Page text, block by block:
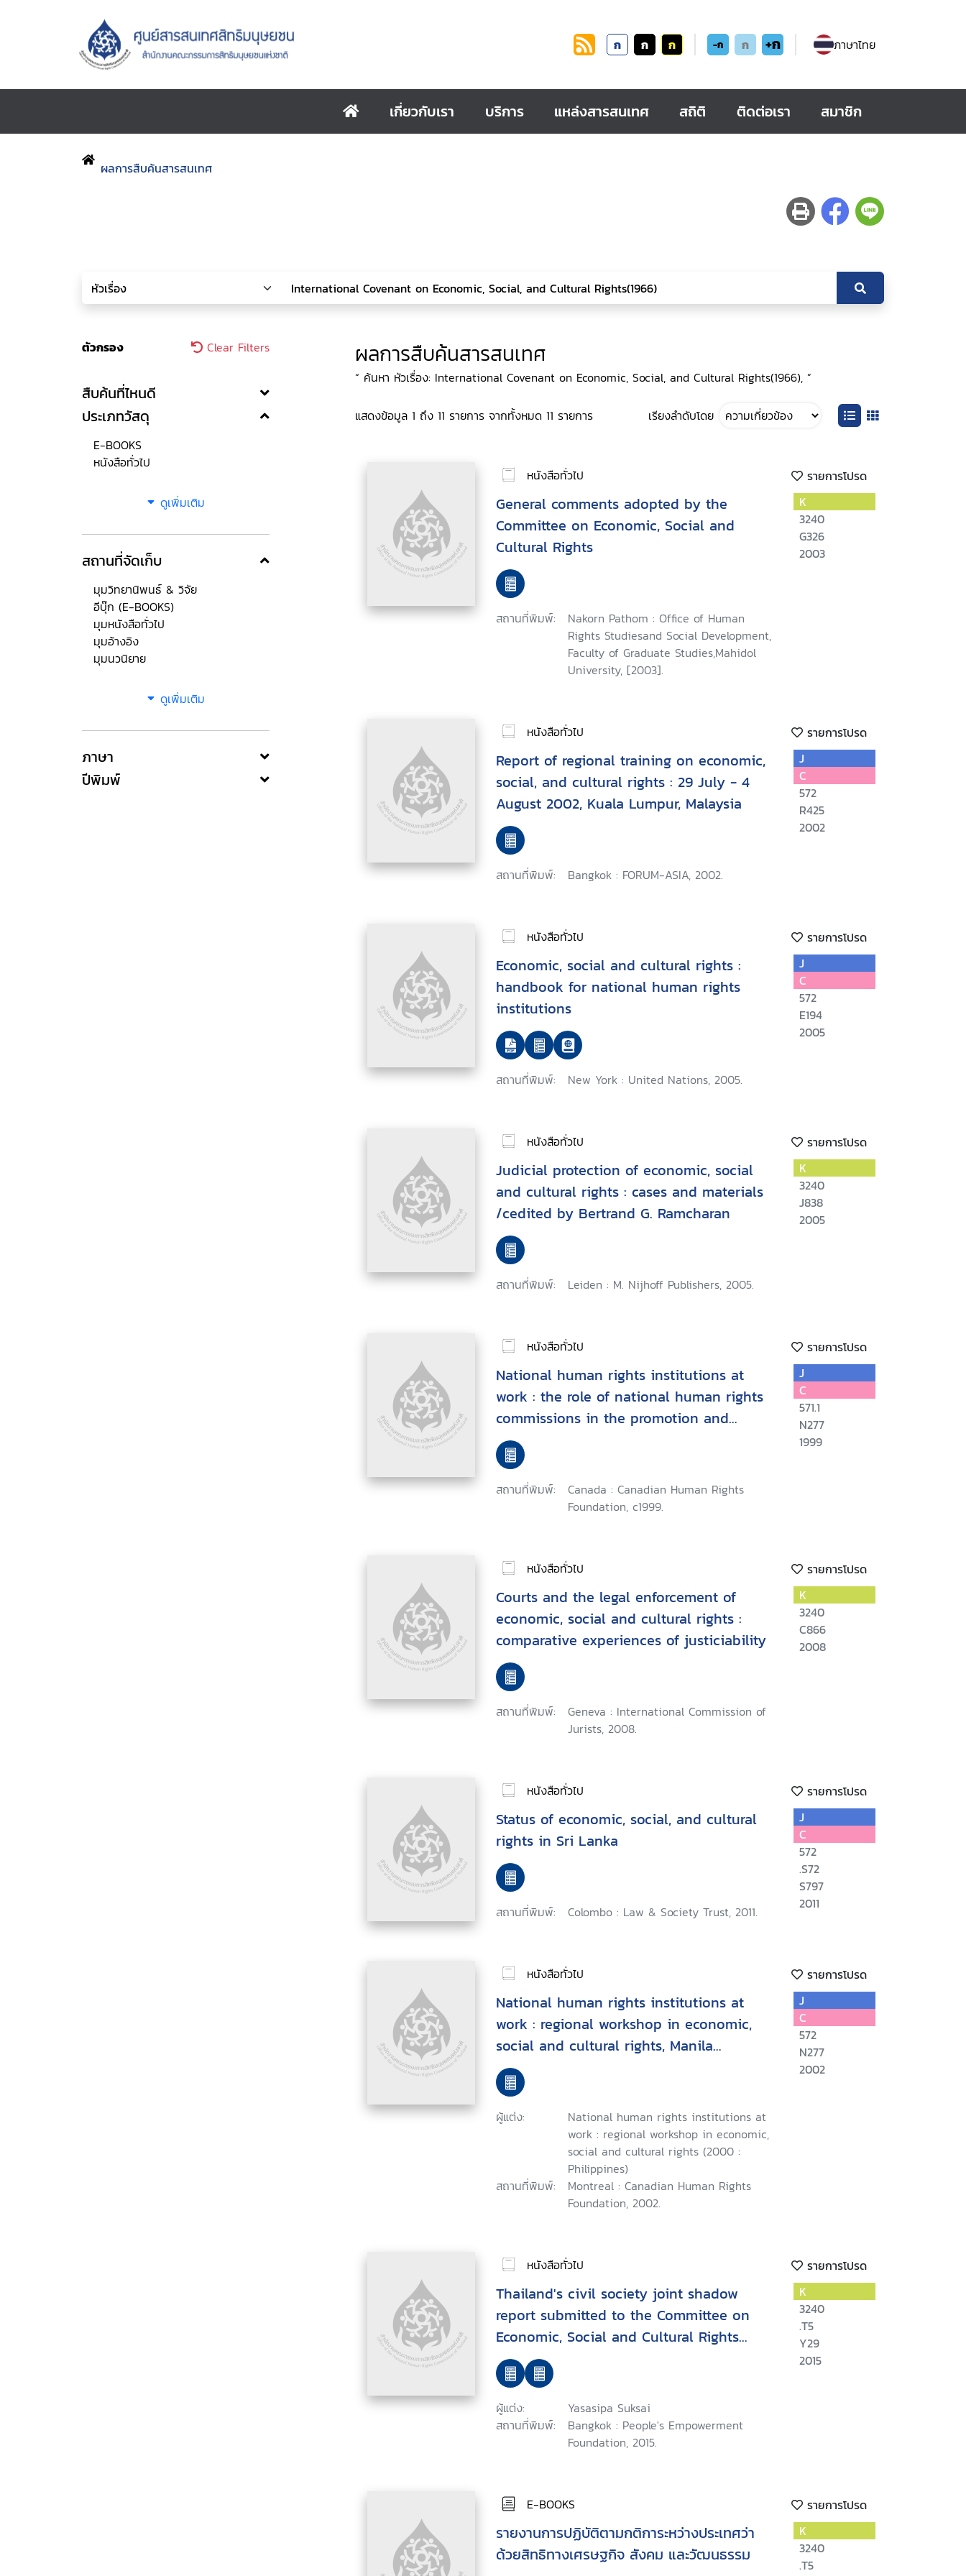
ก ก ก -ก ก +ก ภาษาไทย
เกี่ยวกับเรา บริการ แหล่งสารสนเทศ สถิติ ติดต่อเรา สมาชิก
ผลการสืบค้นสารสนเทศ
ตัวกรอง Clear Filters
สืบค้นที่ไหนดี
ประเภทวัสดุ
E-BOOKS
หนังสือทั่วไป
ดูเพิ่มเติม
สถานที่จัดเก็บ
มุมวิทยานิพนธ์ & วิจัย
อีบุ๊ก (E-BOOKS)
มุมหนังสือทั่วไป
มุมอ้างอิง
มุมนวนิยาย
ดูเพิ่มเติม
ภาษา
ปีพิมพ์
ผลการสืบค้นสารสนเทศ
“ ค้นหา หัวเรื่อง: International Covenant on Economic, Social, and Cultural Rights(1966), ”
แสดงข้อมูล 1 ถึง 11 รายการ จากทั้งหมด 11 รายการ เรียงลำดับโดย
หนังสือทั่วไป รายการโปรด
General comments adopted by the
Committee on Economic, Social and
Cultural Rights
สถานที่พิมพ์:
Nakorn Pathom : Office of Human
Rights Studiesand Social Development,
Faculty of Graduate Studies,Mahidol
University, [2003].
K
3240
G326
2003
หนังสือทั่วไป รายการโปรด
Report of regional training on economic,
social, and cultural rights : 29 July - 4
August 2002, Kuala Lumpur, Malaysia
สถานที่พิมพ์: Bangkok : FORUM-ASIA, 2002.
J
C
572
R425
2002
หนังสือทั่วไป รายการโปรด
Economic, social and cultural rights :
handbook for national human rights
institutions
สถานที่พิมพ์: New York : United Nations, 2005.
J
C
572
E194
2005
หนังสือทั่วไป รายการโปรด
Judicial protection of economic, social
and cultural rights : cases and materials
/cedited by Bertrand G. Ramcharan
สถานที่พิมพ์: Leiden : M. Nijhoff Publishers, 2005.
K
3240
J838
2005
หนังสือทั่วไป รายการโปรด
National human rights institutions at
work : the role of national human rights
commissions in the promotion and
protection of economic, social and
cultural rights, Asian Regional Training
Program, Antipolo City, Philippines, May
สถานที่พิมพ์:
Canada : Canadian Human Rights
Foundation, c1999.
J
C
571.1
N277
1999
หนังสือทั่วไป รายการโปรด
Courts and the legal enforcement of
economic, social and cultural rights :
comparative experiences of justiciability
สถานที่พิมพ์:
Geneva : International Commission of
Jurists, 2008.
K
3240
C866
2008
หนังสือทั่วไป รายการโปรด
Status of economic, social, and cultural
rights in Sri Lanka
สถานที่พิมพ์: Colombo : Law & Society Trust, 2011.
J
C
572
.S72
S797
2011
หนังสือทั่วไป รายการโปรด
National human rights institutions at
work : regional workshop in economic,
social and cultural rights, Manila
Philippines, November 5-11, 2000
ผู้แต่ง:
National human rights institutions at
work : regional workshop in economic,
social and cultural rights (2000 :
Philippines)
สถานที่พิมพ์:
Montreal : Canadian Human Rights
Foundation, 2002.
J
C
572
N277
2002
หนังสือทั่วไป รายการโปรด
Thailand's civil society joint shadow
report submitted to the Committee on
Economic, Social and Cultural Rights
(CESCR) 55st session Z1-19 June 2015)
ผู้แต่ง:
Yasasipa Suksai
สถานที่พิมพ์:
Bangkok : People's Empowerment
Foundation, 2015.
K
3240
.T5
Y29
2015
E-BOOKS รายการโปรด
รายงานการปฏิบัติตามกติการะหว่างประเทศว่า
ด้วยสิทธิทางเศรษฐกิจ สังคม และวัฒนธรรม
K
3240
.T5